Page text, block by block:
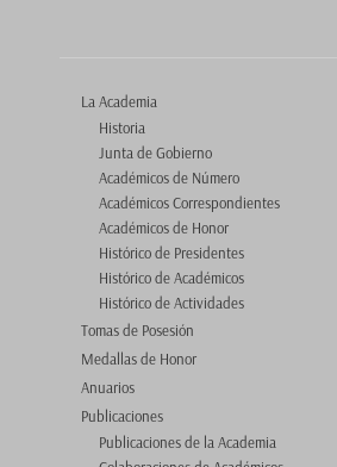
La Academia
Historia
Junta de Gobierno
Académicos de Número
Académicos Correspondientes
Académicos de Honor
Histórico de Presidentes
Histórico de Académicos
Histórico de Actividades
Tomas de Posesión
Medallas de Honor
Anuarios
Publicaciones
Publicaciones de la Academia